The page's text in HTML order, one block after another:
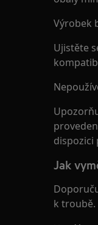
Výrobek
Ujistěte
dispozici
Jak
k troubě.